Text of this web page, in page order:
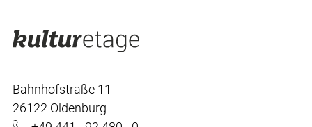
Bahnhofstraße 11
26122 Oldenburg